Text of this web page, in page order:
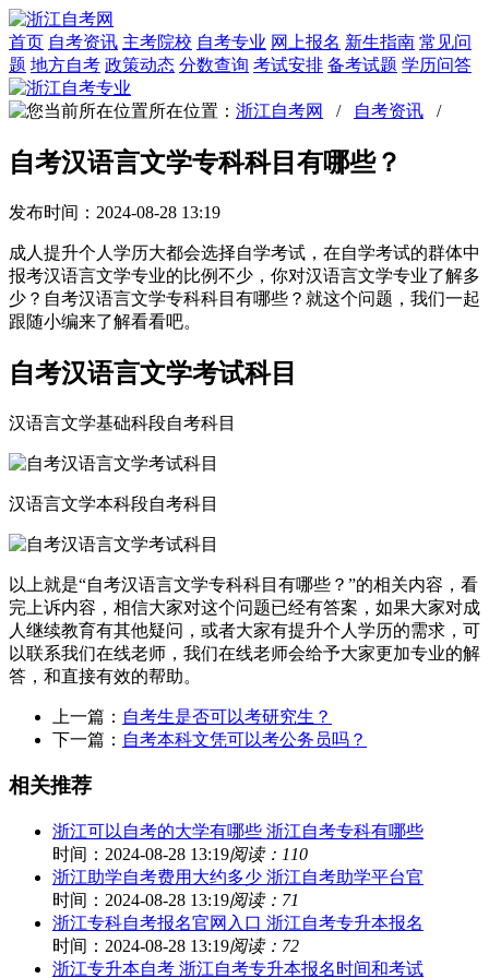
首页 自考资讯 主考院校 自考专业 网上报名 新生指南 常见问
题 地方自考 政策动态 分数查询 考试安排 备考试题 学历问答
所在位置： 浙江自考网 / 自考资讯 /
自考汉语言文学专科科目有哪些？
发布时间：2024-08-28 13:19
成人提升个人学历大都会选择自学考试，在自学考试的群体中
报考汉语言文学专业的比例不少，你对汉语言文学专业了解多
少？自考汉语言文学专科科目有哪些？就这个问题，我们一起
跟随小编来了解看看吧。
自考汉语言文学考试科目
汉语言文学基础科段自考科目
汉语言文学本科段自考科目
以上就是“自考汉语言文学专科科目有哪些？”的相关内容，看
完上诉内容，相信大家对这个问题已经有答案，如果大家对成
人继续教育有其他疑问，或者大家有提升个人学历的需求，可
以联系我们在线老师，我们在线老师会给予大家更加专业的解
答，和直接有效的帮助。
上一篇： 自考生是否可以考研究生？
下一篇： 自考本科文凭可以考公务员吗？
相关推荐
浙江可以自考的大学有哪些 浙江自考专科有哪些
时间：2024-08-28 13:19阅读：110
浙江助学自考费用大约多少 浙江自考助学平台官
时间：2024-08-28 13:19阅读：71
浙江专科自考报名官网入口 浙江自考专升本报名
时间：2024-08-28 13:19阅读：72
浙江专升本自考 浙江自考专升本报名时间和考试